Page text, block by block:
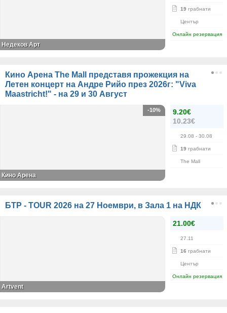
19 грабнати
Център
Онлайн резервация
Недеков Арт
Кино Арена The Mall представя прожекция на
Летен концерт на Андре Рийо през 2026г: "Viva
Maastricht!" - на 29 и 30 Август
9.20€
10.23€
29.08 - 30.08
19 грабнати
The Mall
-10%
Кино Арена
БТР - TOUR 2026 на 27 Ноември, в Зала 1 на НДК
21.00€
27.11
16 грабнати
Център
Онлайн резервация
Artvent